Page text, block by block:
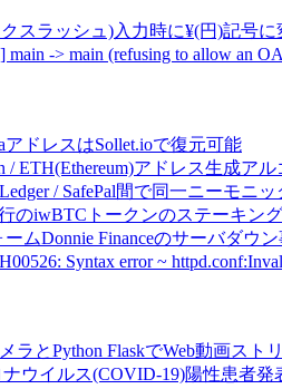
スラッシュ)入力時に¥(円)記号
main -> main (refusing to allow an
アドレスはSollet.ioで復元可能
/ ETH(Ethereum)アドレス生成ア
/ SafePal間で同一ニーモ
行のiwBTCトークンのステーキン
ムDonnie Financeのサーバダウ
Syntax error ~
ラとPython FlaskでWeb動画スト
ウイルス(COVID-19)陽性患者